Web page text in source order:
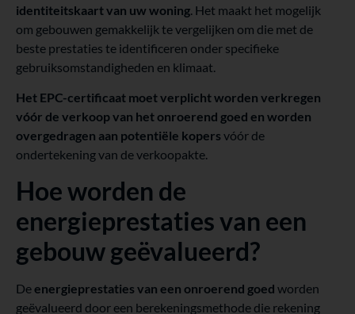
identiteitskaart van uw woning . Het maakt het mogelijk
om gebouwen gemakkelijk te vergelijken om die met de
beste prestaties te identificeren onder specifieke
gebruiksomstandigheden en klimaat.
Het EPC-certificaat moet verplicht worden verkregen
vóór de verkoop van het onroerend goed en worden
overgedragen aan potentiële kopers vóór de
ondertekening van de verkoopakte.
Hoe worden de
energieprestaties van een
gebouw geëvalueerd?
Deenergieprestaties van een onroerend goed worden
geëvalueerd door een berekeningsmethode die rekening